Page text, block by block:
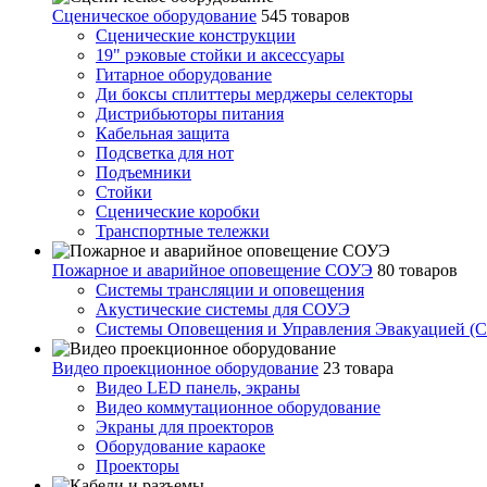
Сценическое оборудование 545 товаров
Сценические конструкции
19" рэковые стойки и аксесcуары
Гитарное оборудование
Ди боксы сплиттеры мерджеры селекторы
Дистрибьюторы питания
Кабельная защита
Подсветка для нот
Подъемники
Стойки
Сценические коробки
Транспортные тележки
Пожарное и аварийное оповещение СОУЭ 80 товаров
Cистемы трансляции и оповещения
Акустические системы для СОУЭ
Системы Оповещения и Управления Эвакуацией
Видео проекционное оборудование 23 товара
Видео LED панель, экраны
Видео коммутационное оборудование
Экраны для проекторов
Оборудование караоке
Проекторы